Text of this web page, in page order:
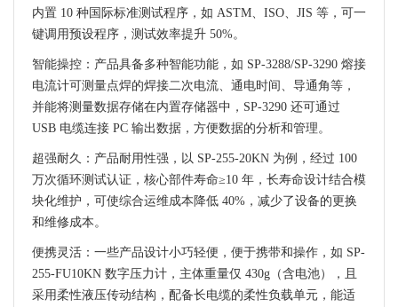
内置 10 种国际标准测试程序，如 ASTM、ISO、JIS 等，可一
键调用预设程序，测试效率提升 50%。
智能操控：产品具备多种智能功能，如 SP-3288/SP-3290 熔接
电流计可测量点焊的焊接二次电流、通电时间、导通角等，
并能将测量数据存储在内置存储器中，SP-3290 还可通过
USB 电缆连接 PC 输出数据，方便数据的分析和管理。
超强耐久：产品耐用性强，以 SP-255-20KN 为例，经过 100
万次循环测试认证，核心部件寿命≥10 年，长寿命设计结合模
块化维护，可使综合运维成本降低 40%，减少了设备的更换
和维修成本。
便携灵活：一些产品设计小巧轻便，便于携带和操作，如 SP-
255-FU10KN 数字压力计，主体重量仅 430g（含电池），且
采用柔性液压传动结构，配备长电缆的柔性负载单元，能适